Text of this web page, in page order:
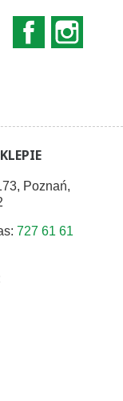
Facebook
Poznań,
727 61 61